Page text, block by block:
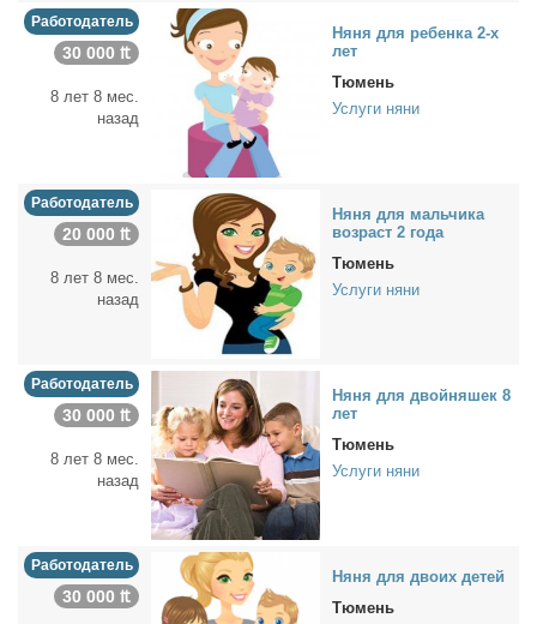
Работодатель
30 000 ₶
8 лет 8 мес.
назад
Ня­ня для ре­бен­ка 2-х
лет
Тюмень
Услуги няни
Работодатель
20 000 ₶
8 лет 8 мес.
назад
Ня­ня для маль­чи­ка
воз­раст 2 го­да
Тюмень
Услуги няни
Работодатель
30 000 ₶
8 лет 8 мес.
назад
Ня­ня для двой­ня­шек 8
лет
Тюмень
Услуги няни
Работодатель
30 000 ₶
Ня­ня для дво­их де­тей
Тюмень